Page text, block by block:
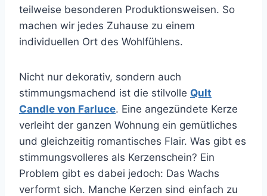
teilweise besonderen Produktionsweisen. So
machen wir jedes Zuhause zu einem
individuellen Ort des Wohlfühlens.
Nicht nur dekorativ, sondern auch
stimmungsmachend ist die stilvolle Qult
Candle von Farluce. Eine angezündete Kerze
verleiht der ganzen Wohnung ein gemütliches
und gleichzeitig romantisches Flair. Was gibt es
stimmungsvolleres als Kerzenschein? Ein
Problem gibt es dabei jedoch: Das Wachs
verformt sich. Manche Kerzen sind einfach zu